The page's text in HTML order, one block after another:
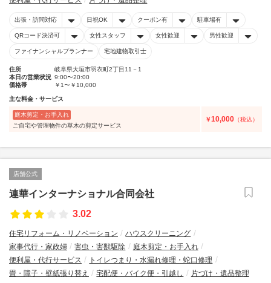
出張・訪問対応 日祝OK クーポン有 駐車場有
QRコード決済可 女性スタッフ 女性歓迎 男性歓迎
ファイナンシャルプランナー 宅地建物取引士
住所
岐阜県大垣市羽衣町2丁目11－1
本日の営業状況 9:00〜20:00
価格帯
￥1〜￥10,000
主な料金・サービス
庭木剪定・お手入れ
ご自宅や管理物件の草木の剪定サービス
￥10,000 （税込）
店舗公式
連華インターナショナル合同会社
3.02
住宅リフォーム・リノベーション
ハウスクリーニング
家事代行・家政婦
害虫・害獣駆除
庭木剪定・お手入れ
便利屋・代行サービス
トイレつまり・水漏れ修理・蛇口修理
畳・障子・壁紙張り替え
宅配便・バイク便・引越し 片づけ・遺品整理